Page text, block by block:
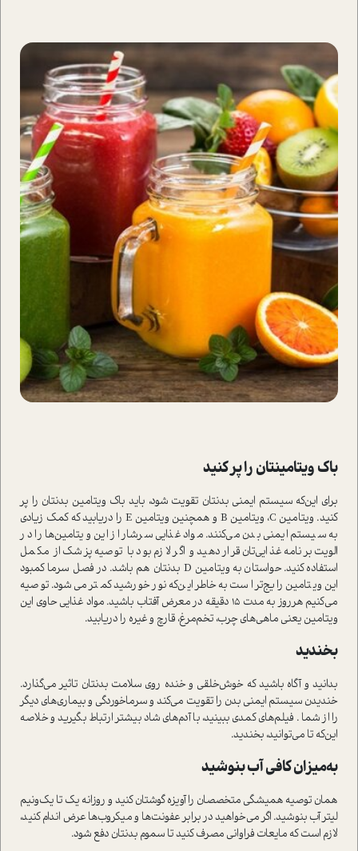
باک ویتامینتان را پر کنید
برای این‌که سیستم ایمنی بدنتان تقویت شود، باید باک ویتامین بدنتان را پر
کنید. ویتامین C، ویتامین B و همچنین ویتامین E را دریابید که کمک زیادی
به سیستم ایمنی بدن می‌کنند. مواد غذایی سرشار از این ویتامین‌ها را در
الویت برنامه غذایی‌تان قرار دهید و اگر لازم بود با توصیه پزشک از مکمل
ا‌ستفاده کنید. حوا‌ستان به ویتامین D بدنتان هم باشد. در فصل سرما کمبود
این ویتامین رایج‌تر ا‌ست به‌خاطر این‌که نور خورشید کمتر می‌شود. توصیه
می‌کنیم هر‌روز به مدت 15 دقیقه در معرض آفتاب باشید. مواد غذایی حاوی این
ویتامین یعنی ماهی‌های چرب، تخم‌مرغ، قارچ و غیره را دریابید.
بخندید
بدانید و آگاه باشید که خوش‌خلقی و خنده روی سلامت بدنتان تاثیر می‌گذارد.
خندیدن سیستم‌ ایمنی بدن را تقویت می‌کند و سرماخوردگی و بیماری‌های دیگر
را از شما . فیلم‌های کمدی ببینید، با آدم‌های شاد بیشتر ارتباط بگیرید و خلاصه
این‌که تا می‌توانید، بخندید.
به‌میزان کافی آب بنوشید
همان توصیه همیشگی متخصصان را آویزه گوشتان کنید و روزانه یک تا یک‌و‌نیم
لیتر آب بنوشید. اگر می‌خواهید در برابر عفونت‌ها و میکروب‌ها عرض اندام کنید،
لازم ا‌ست که مایعات فراوانی مصرف کنید تا سموم بدنتان دفع شود.